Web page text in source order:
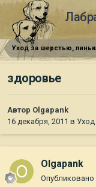
Уход за шерстью,
здоровье
Автор Olgapank
16 декабря, 2011 в
Olgapank
Опубликовано